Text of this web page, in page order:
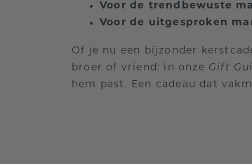
Voor de trendbewuste
Voor de uitgesproken
Of je nu een bijzonder
broer of vriend: in onze Gift
hem past. Een cadeau dat